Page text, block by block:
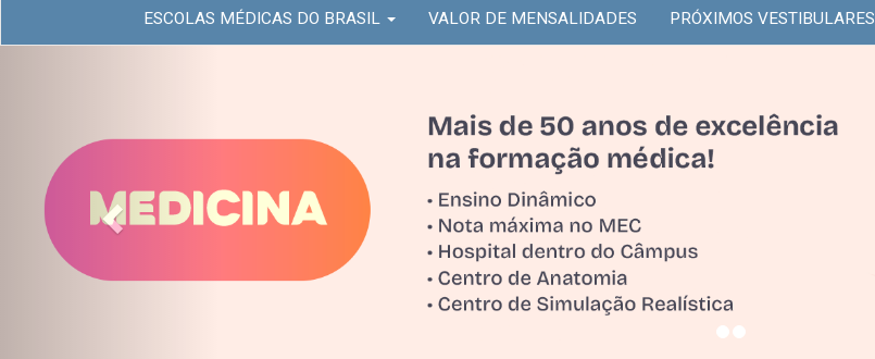
ESCOLAS MÉDICAS DO BRASIL VALOR DE MENSALIDADES PRÓXIMOS VESTIBULARES